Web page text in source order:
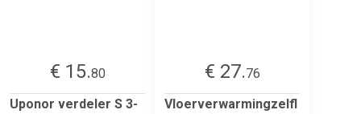
€ 15.80
Uponor verdeler S 3-
€ 27.76
Vloerverwarmingzelfl